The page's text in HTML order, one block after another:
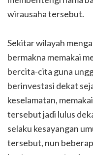
wirausaha tersebut.
Sekitar wilayah
bermakna memakai
bercita-cita guna
berinvestasi dekat
keselamatan,
tersebut jadi lulus
selaku kesayangan
tersebut, nun